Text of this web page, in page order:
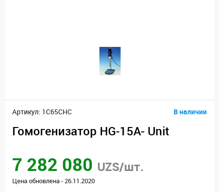
Артикул: 1C65CHC В наличии
Гомогенизатор HG-15A- Unit
7 282 080 UZS/шт.
Цена обновлена - 26.11.2020